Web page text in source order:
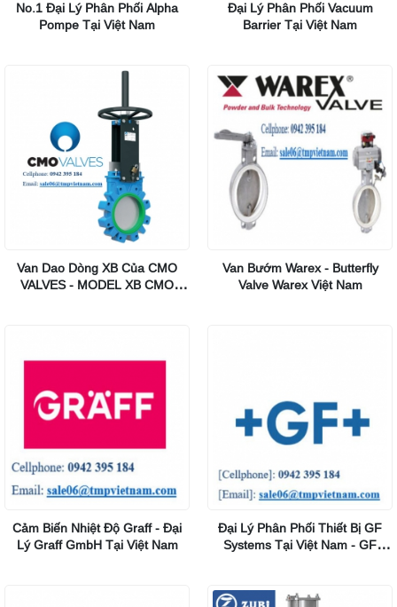
No.1 Đại Lý Phân Phối Alpha
Pompe Tại Việt Nam
Đại Lý Phân Phối Vacuum
Barrier Tại Việt Nam
Van Dao Dòng XB Của CMO
VALVES - MODEL XB CMO
Van Bướm Warex - Butterfly
Valve Warex Việt Nam
Cảm Biến Nhiệt Độ Graff - Đại
Lý Graff GmbH Tại Việt Nam
Đại Lý Phân Phối Thiết Bị GF
Systems Tại Việt Nam - GF